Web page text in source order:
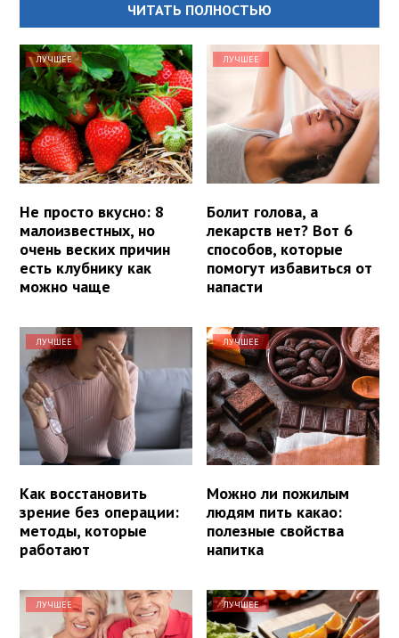
ЧИТАТЬ ПОЛНОСТЬЮ
ЛУЧШЕЕ
Не просто вкусно: 8
малоизвестных, но
очень веских причин
есть клубнику как
можно чаще
ЛУЧШЕЕ
Болит голова, а
лекарств нет? Вот 6
способов, которые
помогут избавиться от
напасти
ЛУЧШЕЕ
Как восстановить
зрение без операции:
методы, которые
работают
ЛУЧШЕЕ
Можно ли пожилым
людям пить какао:
полезные свойства
напитка
ЛУЧШЕЕ ЛУЧШЕЕ